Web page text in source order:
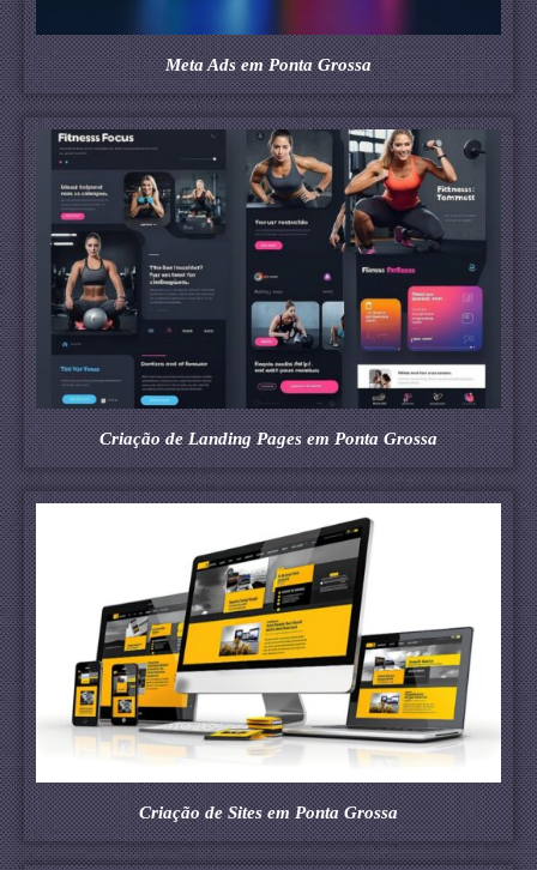
Meta Ads em Ponta Grossa
Criação de Landing Pages em Ponta Grossa
Criação de Sites em Ponta Grossa